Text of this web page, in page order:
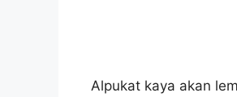
Alpukat kaya akan